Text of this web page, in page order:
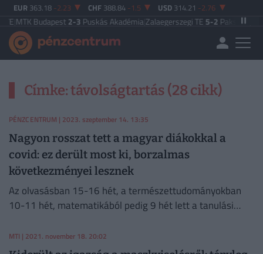
EUR 363.18 -2.23 CHF 388.84 -1.5 USD 314.21 -2.76
MTK Budapest2-3Puskás Akadémia|Zalaegerszegi TE5-2Paksi FC
Címke: távolságtartás (28 cikk)
PÉNZCENTRUM | 2023. szeptember 14. 13:35
Nagyon rosszat tett a magyar diákokkal a
covid: ez derült most ki, borzalmas
következményei lesznek
Az olvasásban 15-16 hét, a természettudományokban
10-11 hét, matematikából pedig 9 hét lett a tanulási
MTI | 2021. november 18. 20:02